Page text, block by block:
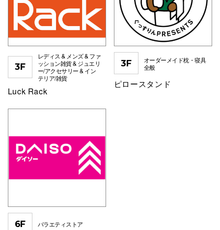
3F
レディス & メンズ & ファ
ッション雑貨 & ジュエリ
ー/アクセサリー & イン
テリア/雑貨
Luck Rack
3F
オーダーメイド枕・寝具
全般
ピロースタンド
6F バラエティストア
秋田オ
新百合丘